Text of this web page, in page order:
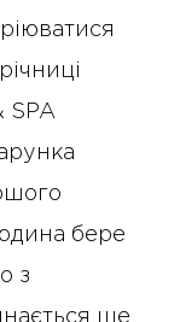
SPA
бере
з
ще